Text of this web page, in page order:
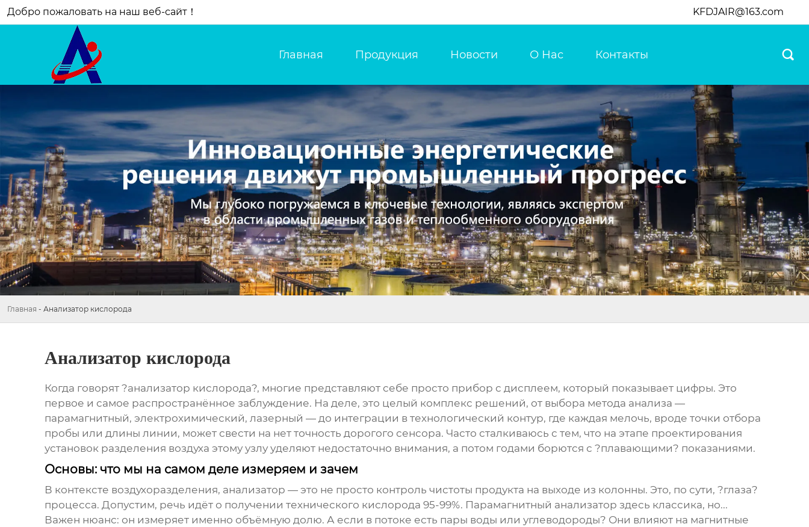
Добро пожаловать на наш веб-сайт！ KFDJAIR@163.com
Главная Продукция Новости О Нас Контакты 
Главная - Анализатор кислорода
Анализатор кислорода
Когда говорят ?анализатор кислорода?, многие представляют себе просто прибор с дисплеем, который показывает цифры. Это
первое и самое распространённое заблуждение. На деле, это целый комплекс решений, от выбора метода анализа —
парамагнитный, электрохимический, лазерный — до интеграции в технологический контур, где каждая мелочь, вроде точки отбора
пробы или длины линии, может свести на нет точность дорогого сенсора. Часто сталкиваюсь с тем, что на этапе проектирования
установок разделения воздуха этому узлу уделяют недостаточно внимания, а потом годами борются с ?плавающими? показаниями.
Основы: что мы на самом деле измеряем и зачем
В контексте воздухоразделения, анализатор — это не просто контроль чистоты продукта на выходе из колонны. Это, по сути, ?глаза?
процесса. Допустим, речь идёт о получении технического кислорода 95-99%. Парамагнитный анализатор здесь классика, но...
Важен нюанс: он измеряет именно объёмную долю. А если в потоке есть пары воды или углеводороды? Они влияют на магнитные